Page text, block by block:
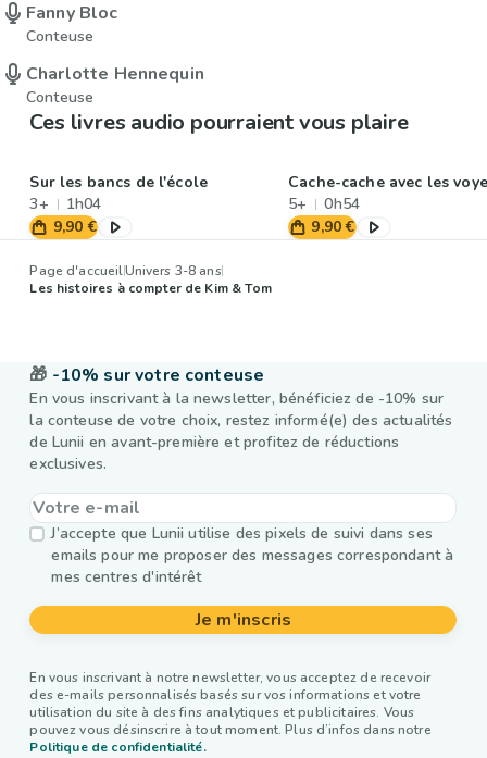
Fanny Bloc
Conteuse
Charlotte Hennequin
Conteuse
Ces livres audio pourraient vous plaire
Sur les bancs de l'école
3+
1h04
9,90 €
Cache-cache avec les
5+
0h54
9,90 €
Page d'accueilUnivers 3-8 ans
Les histoires à compter de Kim & Tom
🎁 -10% sur votre conteuse
En vous inscrivant à la newsletter, bénéficiez de -10% sur
la conteuse de votre choix, restez informé(e) des actualités
de Lunii en avant-première et profitez de réductions
exclusives.
J’accepte que Lunii utilise des pixels de suivi dans ses
emails pour me proposer des messages correspondant à
mes centres d'intérêt
Je m'inscris
En vous inscrivant à notre newsletter, vous acceptez de recevoir
des e-mails personnalisés basés sur vos informations et votre
utilisation du site à des fins analytiques et publicitaires. Vous
pouvez vous désinscrire à tout moment. Plus d’infos dans notre
Politique de confidentialité.